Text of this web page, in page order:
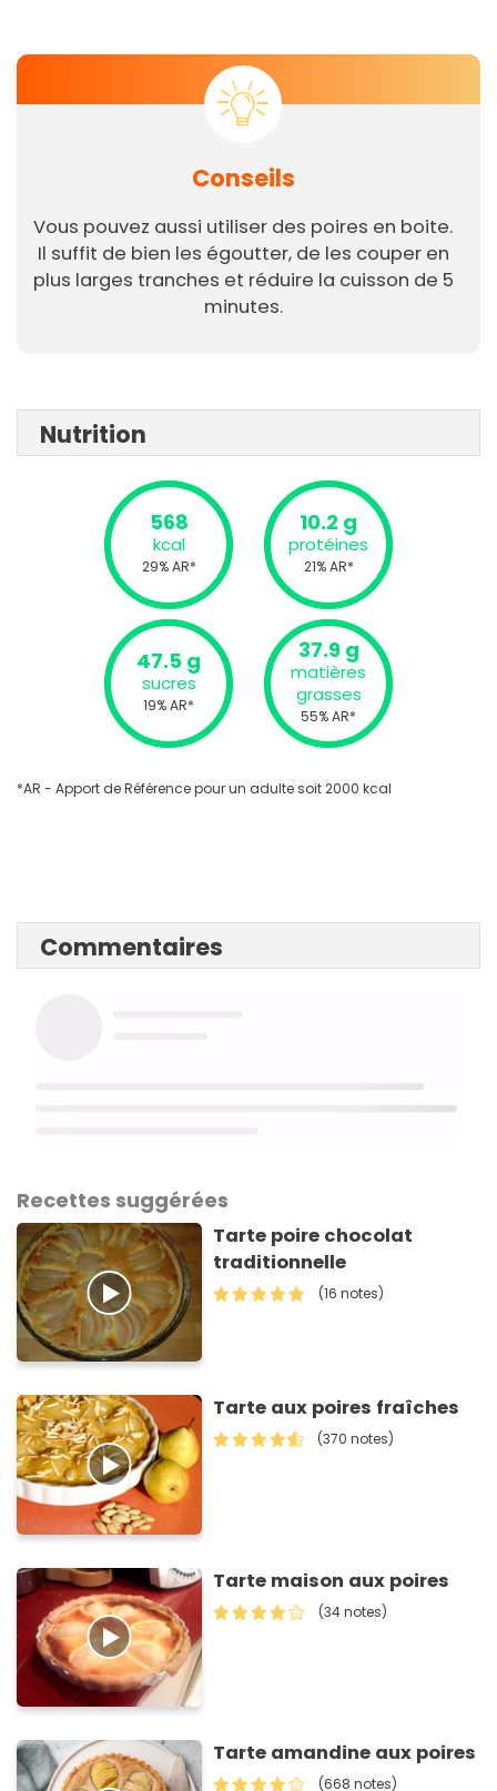
Conseils
Vous pouvez aussi utiliser des poires en boite.
Il suffit de bien les égoutter, de les couper en
plus larges tranches et réduire la cuisson de 5
minutes.
Nutrition
568
kcal
29% AR*
10.2 g
protéines
21% AR*
47.5 g
sucres
19% AR*
37.9 g
matières
grasses
55% AR*
*AR - Apport de Référence pour un adulte soit 2000 kcal
Commentaires
Recettes suggérées
Tarte poire chocolat
traditionnelle
(16 notes)
Tarte aux poires fraîches
(370 notes)
Tarte maison aux poires
(34 notes)
Tarte amandine aux poires
(668 notes)